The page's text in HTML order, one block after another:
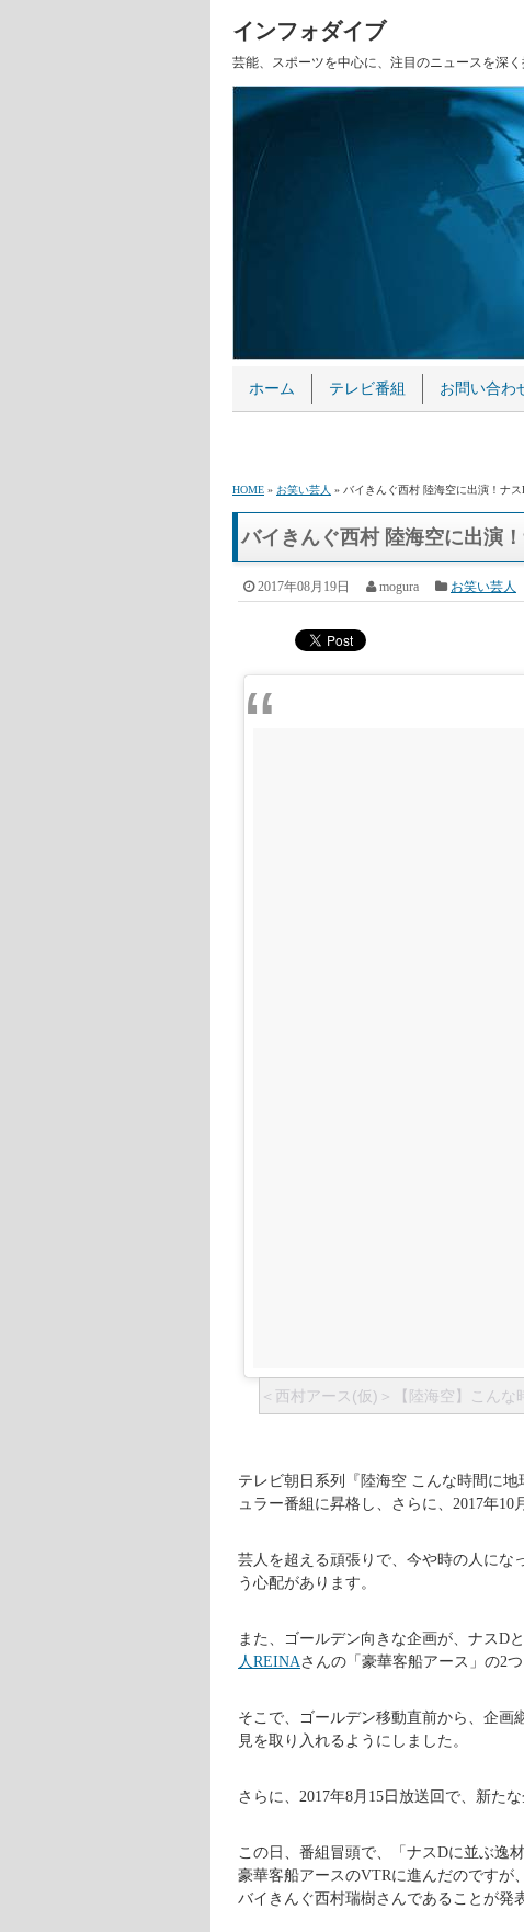
インフォダイブ
芸能、スポーツを中心に、注目のニュースを深
ホーム テレビ番組 お問い合わ
HOME » お笑い芸人 » バイきんぐ西村 陸海空に出演！ナス
バイきんぐ西村 陸海空に出演
2017年08月19日 mogura お笑い芸人
＜西村アース(仮)＞【陸海空】こん
テレビ朝日系列『陸海空 こんな時間に地
ュラー番組に昇格し、さらに、2017年10
芸人を超える頑張りで、今や時の人にな
う心配があります。
また、ゴールデン向きな企画が、ナスD
人REINAさんの「豪華客船アース」の2
そこで、ゴールデン移動直前から、企画
見を取り入れるようにしました。
さらに、2017年8月15日放送回で、新た
この日、番組冒頭で、「ナスDに並ぶ逸
豪華客船アースのVTRに進んだのですが
バイきんぐ西村瑞樹さんであることが発